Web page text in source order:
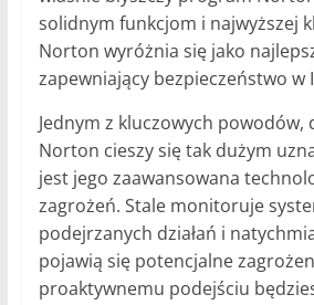
solidnym funkcjom i najwyższej
Norton wyróżnia się jako
zapewniający bezpieczeństwo w
Jednym z kluczowych powodów,
Norton cieszy się tak dużym
jest jego zaawansowana
zagrożeń. Stale monitoruje
podejrzanych działań i
pojawią się potencjalne
proaktywnemu podejściu